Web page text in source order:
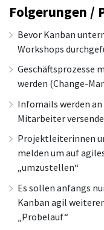
Folgerungen /
Bevor Kanban
Workshops
Geschäftsprozesse
werden (Change-
Infomails werden
Mitarbeiter
Projektleiterinnen
melden um auf
„umzustellen“
Es sollen anfangs
Kanban agil
„Probelauf“